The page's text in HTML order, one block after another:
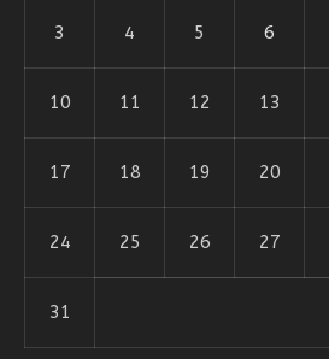
3 4 5 6
10 11 12 13
17 18 19 20
24 25 26 27
31